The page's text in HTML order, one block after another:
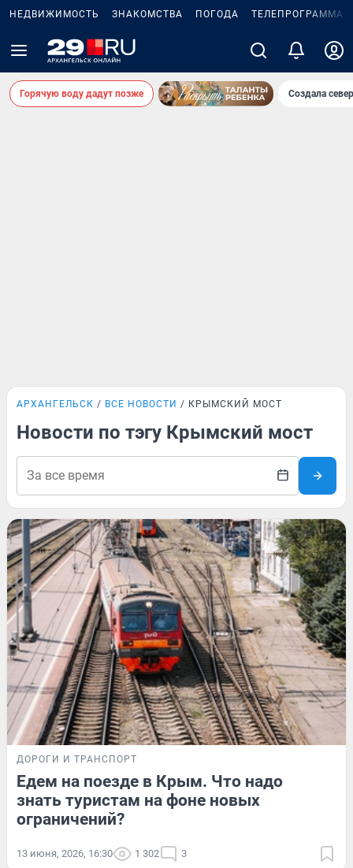
НЕДВИЖИМОСТЬ ЗНАКОМСТВА ПОГОДА ТЕЛЕПРОГРАММА
Горячую воду дадут позже Создала
АРХАНГЕЛЬСК ВСЕ НОВОСТИ КРЫМСКИЙ МОСТ
Новости по тэгу Крымский мост
ДОРОГИ И ТРАНСПОРТ
Едем на поезде в Крым. Что надо
знать туристам на фоне новых
ограничений?
13 июня, 2026, 16:30 1 302 3